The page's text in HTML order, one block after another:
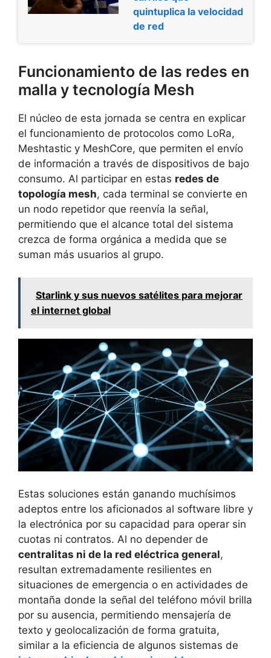
quintuplica la velocidad
de red
Funcionamiento de las redes en
malla y tecnología Mesh
El núcleo de esta jornada se centra en explicar
el funcionamiento de protocolos como LoRa,
Meshtastic y MeshCore, que permiten el envío
de información a través de dispositivos de bajo
consumo. Al participar en estas redes de
topología mesh, cada terminal se convierte en
un nodo repetidor que reenvía la señal,
permitiendo que el alcance total del sistema
crezca de forma orgánica a medida que se
suman más usuarios al grupo.
Starlink y sus nuevos satélites para mejorar
el internet global
Estas soluciones están ganando muchísimos
adeptos entre los aficionados al software libre y
la electrónica por su capacidad para operar sin
cuotas ni contratos. Al no depender de
centralitas ni de la red eléctrica general,
resultan extremadamente resilientes en
situaciones de emergencia o en actividades de
montaña donde la señal del teléfono móvil brilla
por su ausencia, permitiendo mensajería de
texto y geolocalización de forma gratuita,
similar a la eficiencia de algunos sistemas de